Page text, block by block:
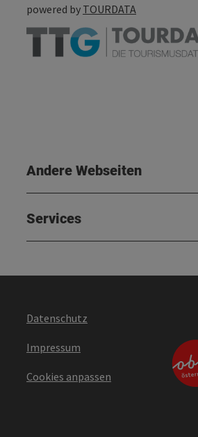
powered by TOURDATA
Andere Webseiten
Services
Datenschutz
Impressum
Cookies anpassen